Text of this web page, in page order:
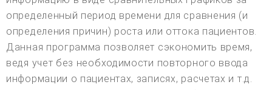
определенный период времени для сравнения (и
определения причин) роста или оттока пациентов.
Данная программа позволяет сэкономить время,
ведя учет без необходимости повторного ввода
информации о пациентах, записях, расчетах и т.д.